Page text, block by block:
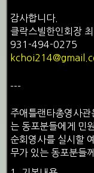
감사합니다.
클락스빌한인회장
931-494-0275
---
주애틀랜타총영사
는 동포분들에게 민
순회영사를 실시할
무가 있는 동포분들